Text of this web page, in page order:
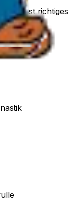
das ist richtiges